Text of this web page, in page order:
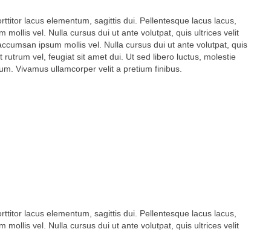
lacus elementum, sagittis dui. Pellentesque lacus lacus,
mollis vel. Nulla cursus dui ut ante volutpat, quis ultrices velit
ipsum mollis vel. Nulla cursus dui ut ante volutpat, quis
vel, feugiat sit amet dui. Ut sed libero luctus, molestie
Vivamus ullamcorper velit a pretium finibus.
lacus elementum, sagittis dui. Pellentesque lacus lacus,
mollis vel. Nulla cursus dui ut ante volutpat, quis ultrices velit